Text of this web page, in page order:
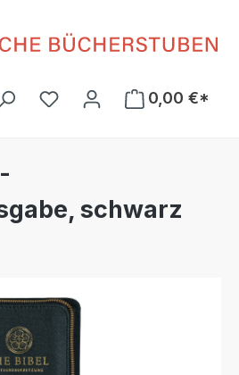
Du hast 0 Produkte auf
0,00 €*
schwarz